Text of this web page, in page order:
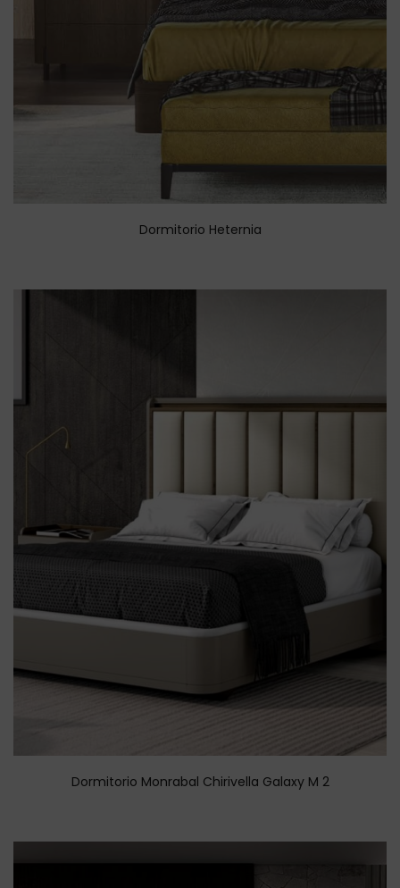
Dormitorio Heternia
Dormitorio Monrabal Chirivella Galaxy M 2